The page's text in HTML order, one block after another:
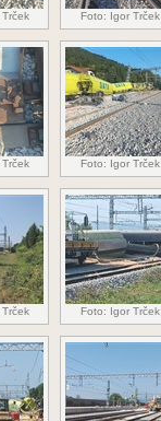
Foto: Igor Trček
Foto: Igor Trček
Foto: Igor Trček